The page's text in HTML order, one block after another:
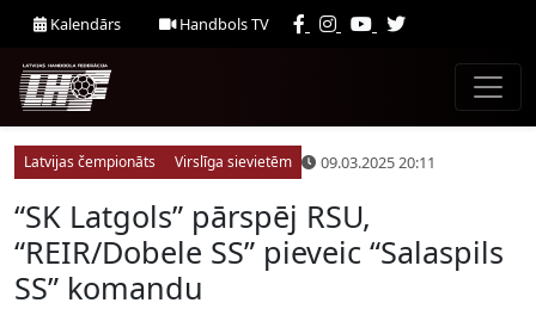
Kalendārs Handbols TV
Latvijas čempionāts Virslīga sievietēm 09.03.2025 20:11
“SK Latgols” pārspēj RSU,
“REIR/Dobele SS” pieveic “Salaspils
SS” komandu